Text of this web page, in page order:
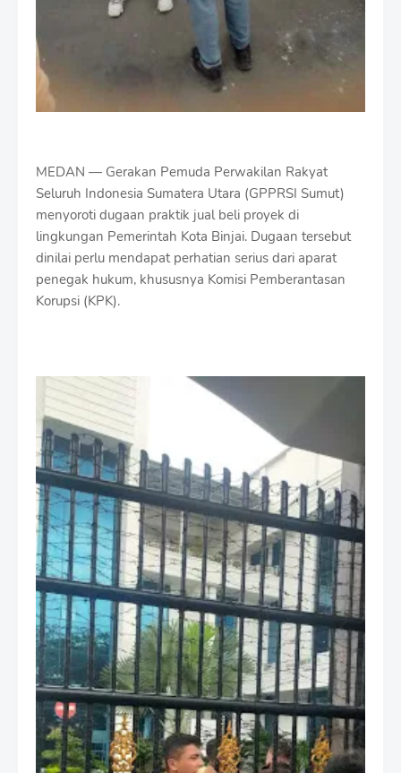
MEDAN — Gerakan Pemuda Perwakilan Rakyat
Seluruh Indonesia Sumatera Utara (GPPRSI Sumut)
menyoroti dugaan praktik jual beli proyek di
lingkungan Pemerintah Kota Binjai. Dugaan tersebut
dinilai perlu mendapat perhatian serius dari aparat
penegak hukum, khususnya Komisi Pemberantasan
Korupsi (KPK).